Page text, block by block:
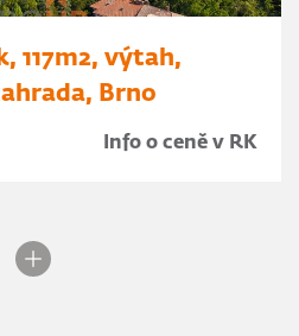
117m2, výtah,
Brno
Info o ceně v RK